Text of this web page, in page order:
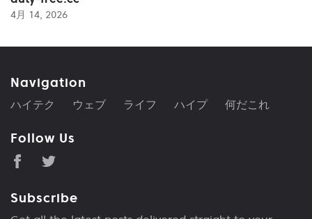
4月 14, 2026
Navigation
ハイテク ウェブ ライフ ハイプ 何だこれ
Follow Us
Subscribe